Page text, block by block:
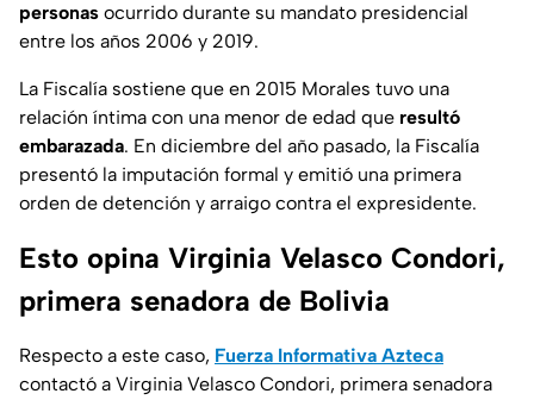
personas ocurrido durante su mandato presidencial
entre los años 2006 y 2019.
La Fiscalía sostiene que en 2015 Morales tuvo una
relación íntima con una menor de edad que resultó
embarazada. En diciembre del año pasado, la Fiscalía
presentó la imputación formal y emitió una primera
orden de detención y arraigo contra el expresidente.
Esto opina Virginia Velasco Condori,
primera senadora de Bolivia
Respecto a este caso, Fuerza Informativa Azteca
contactó a Virginia Velasco Condori, primera senadora